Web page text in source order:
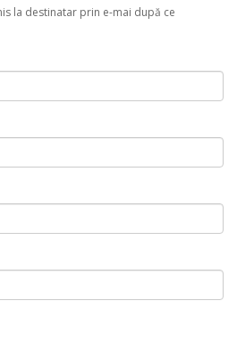
la destinatar prin e-mai după ce